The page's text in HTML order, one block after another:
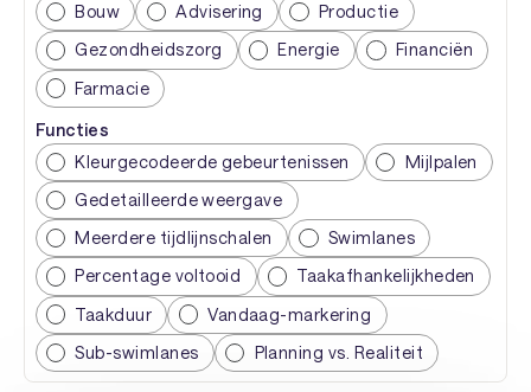
Bouw
Advisering
Productie
Gezondheidszorg
Energie
Financiën
Farmacie
Functies
Kleurgecodeerde gebeurtenissen
Mijlpalen
Gedetailleerde weergave
Meerdere tijdlijnschalen
Swimlanes
Percentage voltooid
Taakafhankelijkheden
Taakduur
Vandaag-markering
Sub-swimlanes
Planning vs. Realiteit